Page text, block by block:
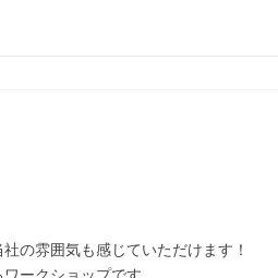
の雰囲気も感じていただけます！